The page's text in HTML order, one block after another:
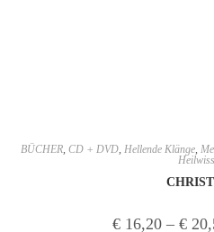
BÜCHER, CD + DVD, Hellende Klänge,
€16,20– €